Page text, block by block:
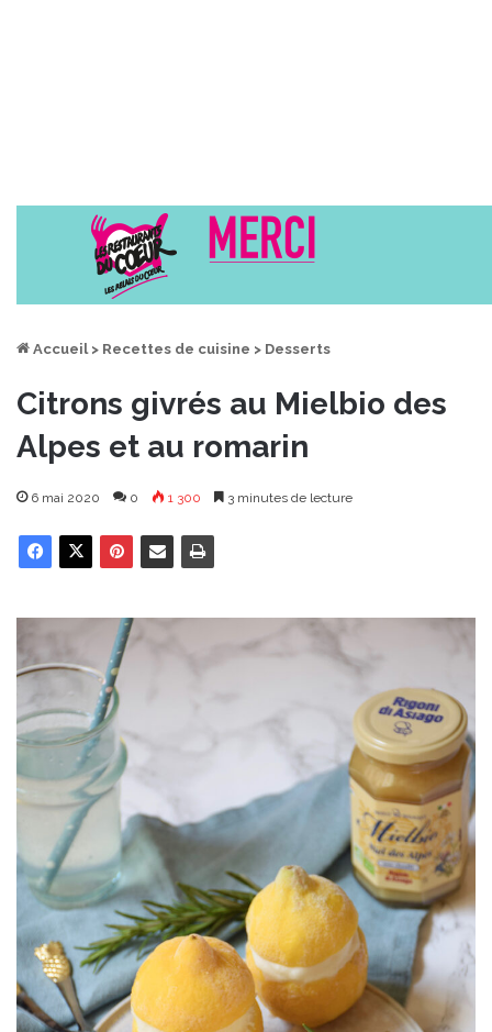
Accueil > Recettes de cuisine > Desserts
Citrons givrés au Mielbio des
Alpes et au romarin
6 mai 2020 0 1 300 3 minutes de lecture